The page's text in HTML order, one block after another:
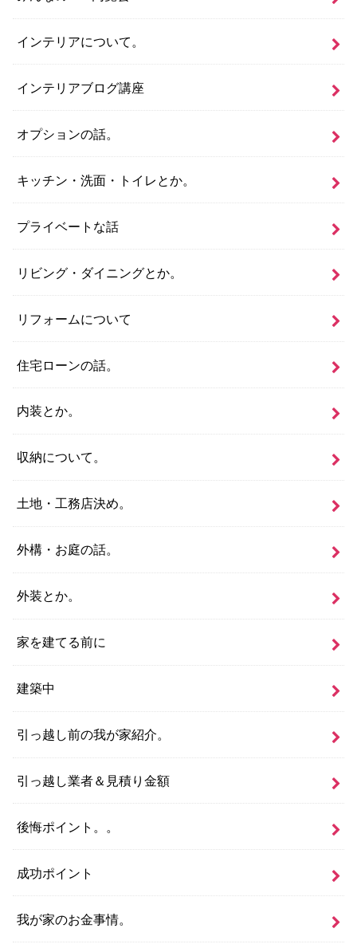
インテリアについて。
インテリアブログ講座
オプションの話。
キッチン・洗面・トイレとか。
プライベートな話
リビング・ダイニングとか。
リフォームについて
住宅ローンの話。
内装とか。
収納について。
土地・工務店決め。
外構・お庭の話。
外装とか。
家を建てる前に
建築中
引っ越し前の我が家紹介。
引っ越し業者＆見積り金額
後悔ポイント。。
成功ポイント
我が家のお金事情。